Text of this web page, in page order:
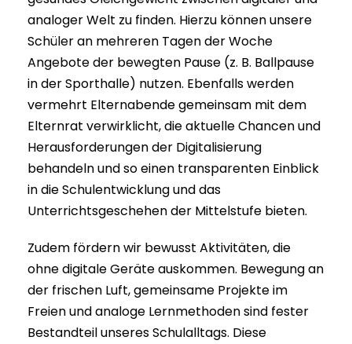
analoger Welt zu finden. Hierzu können unsere
Schüler an mehreren Tagen der Woche
Angebote der bewegten Pause (z. B. Ballpause
in der Sporthalle) nutzen. Ebenfalls werden
vermehrt Elternabende gemeinsam mit dem
Elternrat verwirklicht, die aktuelle Chancen und
Herausforderungen der Digitalisierung
behandeln und so einen transparenten Einblick
in die Schulentwicklung und das
Unterrichtsgeschehen der Mittelstufe bieten.
Zudem fördern wir bewusst Aktivitäten, die
ohne digitale Geräte auskommen. Bewegung an
der frischen Luft, gemeinsame Projekte im
Freien und analoge Lernmethoden sind fester
Bestandteil unseres Schulalltags. Diese